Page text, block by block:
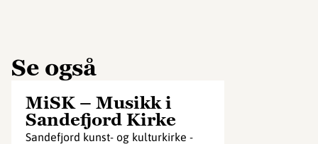
Se også
MiSK – Musikk i
Sandefjord Kirke
Sandefjord kunst- og kulturkirke -